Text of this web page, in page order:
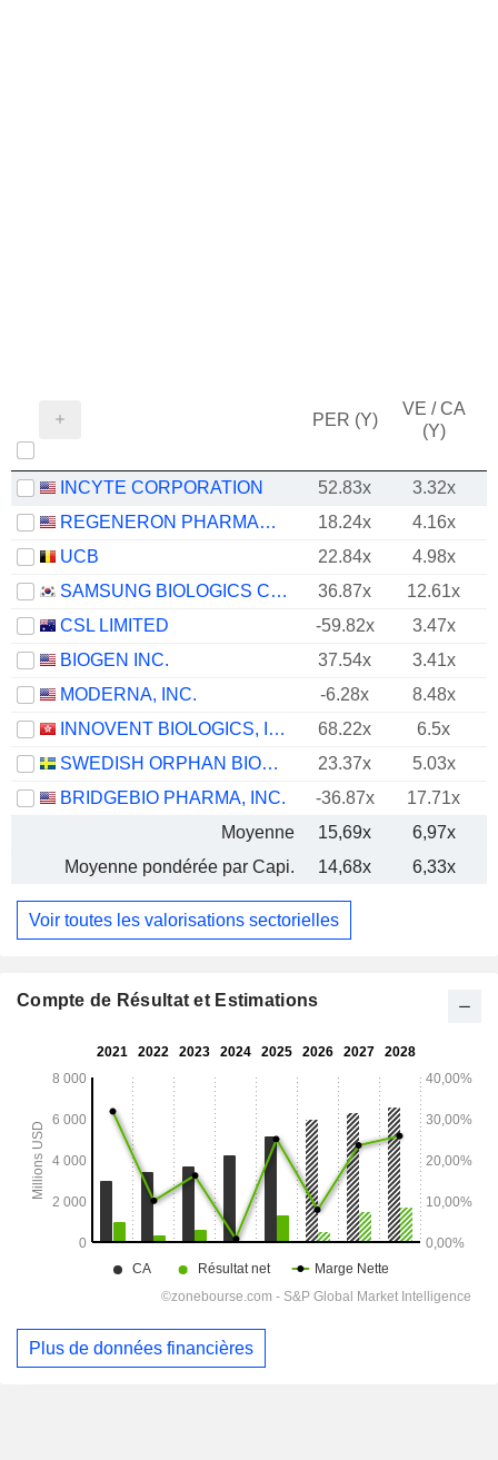
PER (Y)
VE / CA
(Y)
INCYTE CORPORATION 52.83x 3.32x
REGENERON PHARMACEUTICALS, INC.
18.24x
4.16x
UCB
22.84x 4.98x
SAMSUNG BIOLOGICS CO.,LTD.
36.87x 12.61x
CSL LIMITED
-59.82x 3.47x
BIOGEN INC.
37.54x
3.41x
MODERNA, INC.
-6.28x
8.48x
INNOVENT BIOLOGICS, INC.
68.22x 6.5x
SWEDISH ORPHAN BIOVITRUM AB
23.37x 5.03x
BRIDGEBIO PHARMA, INC.
-36.87x 17.71x
Moyenne
15,69x
6,97x
Moyenne pondérée par Capi.
14,68x 6,33x
Voir toutes les valorisations sectorielles
Compte de Résultat et Estimations
Plus de données financières